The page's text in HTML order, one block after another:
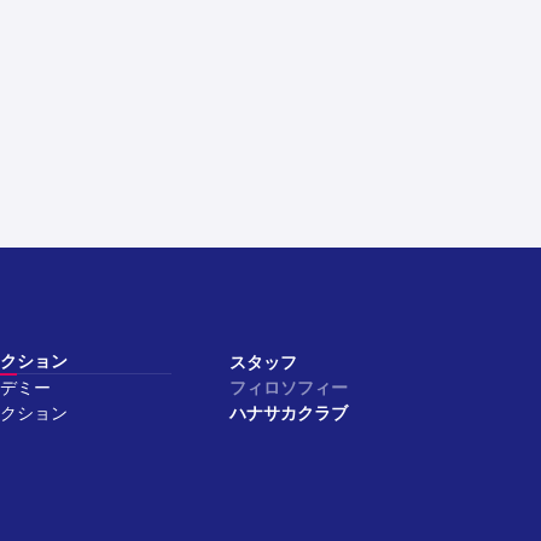
ション
ミー
ション
スタッフ
フィロソフィー
ハナサカクラブ